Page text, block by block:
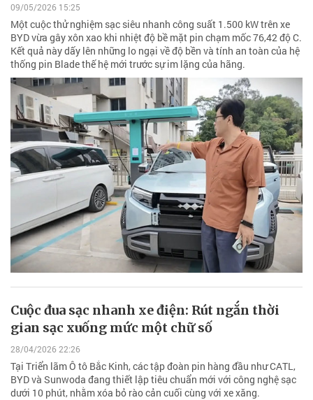
09/05/2026 15:25
Một cuộc thử nghiệm sạc siêu nhanh công suất 1.500 kW trên xe
BYD vừa gây xôn xao khi nhiệt độ bề mặt pin chạm mốc 76,42 độ C.
Kết quả này dấy lên những lo ngại về độ bền và tính an toàn của hệ
thống pin Blade thế hệ mới trước sự im lặng của hãng.
Cuộc đua sạc nhanh xe điện: Rút ngắn thời
gian sạc xuống mức một chữ số
28/04/2026 22:26
Tại Triển lãm Ô tô Bắc Kinh, các tập đoàn pin hàng đầu như CATL,
BYD và Sunwoda đang thiết lập tiêu chuẩn mới với công nghệ sạc
dưới 10 phút, nhằm xóa bỏ rào cản cuối cùng với xe xăng.